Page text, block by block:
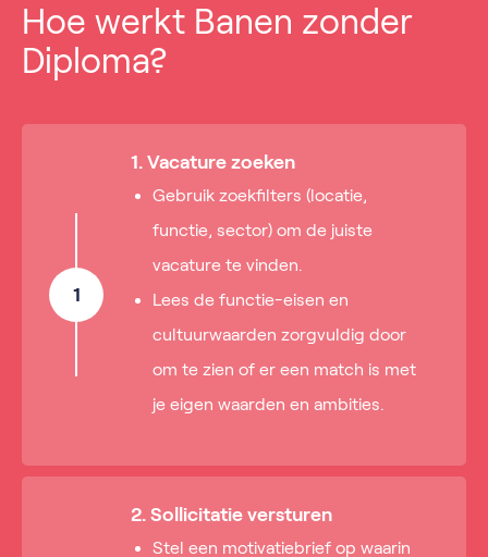
Hoe werkt Banen zonder
Diploma?
1
1. Vacature zoeken
Gebruik zoekfilters (locatie,
functie, sector) om de juiste
vacature te vinden.
Lees de functie-eisen en
cultuurwaarden zorgvuldig door
om te zien of er een match is met
je eigen waarden en ambities.
2. Sollicitatie versturen
Stel een motivatiebrief op waarin